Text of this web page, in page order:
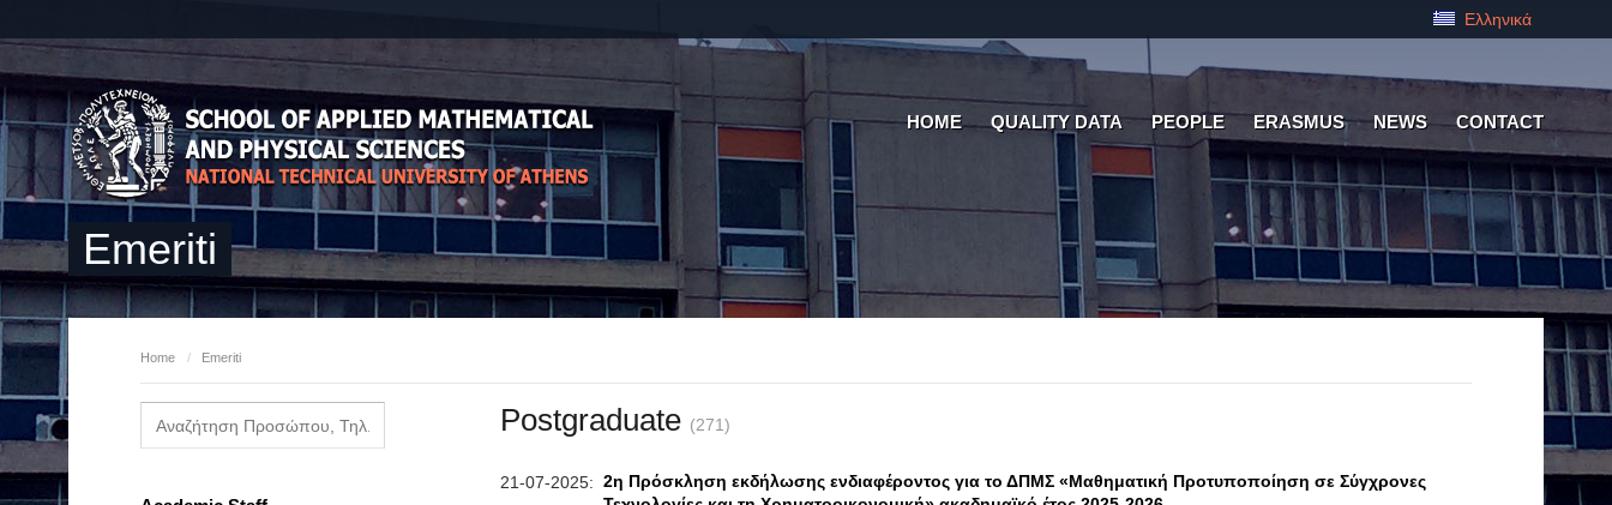
Ελληνικά
HOME QUALITY DATA PEOPLE ERASMUS NEWS CONTACT
Emeriti
Home / Emeriti
Postgraduate (271)
21-07-2025: 2η Πρόσκληση εκδήλωσης ενδιαφέροντος για το ΔΠΜΣ «Μαθηματική Προτυποποίηση σε Σύγχρονες